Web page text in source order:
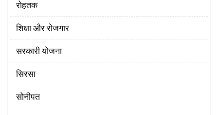
रोहतक
शिक्षा और रोजगार
सरकारी योजना
सिरसा
सोनीपत